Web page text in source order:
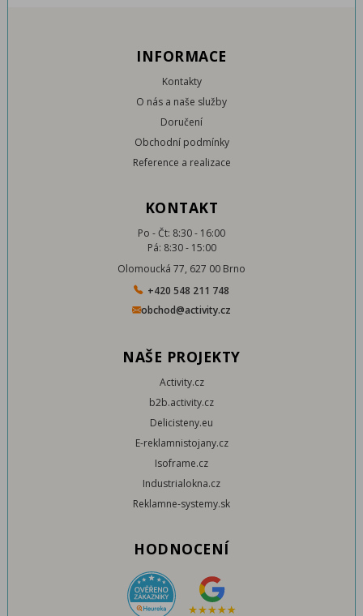
INFORMACE
Kontakty
O nás a naše služby
Doručení
Obchodní podmínky
Reference a realizace
KONTAKT
Po - Čt: 8:30 - 16:00
Pá: 8:30 - 15:00
Olomoucká 77, 627 00 Brno
+420 548 211 748
obchod@activity.cz
NAŠE PROJEKTY
Activity.cz
b2b.activity.cz
Delicisteny.eu
E-reklamnistojany.cz
Isoframe.cz
Industrialokna.cz
Reklamne-systemy.sk
HODNOCENÍ